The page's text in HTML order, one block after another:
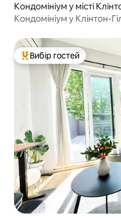
Кондомініум у місті
Кондомініум у Клінтон-
Топ вибір гостей
Вибір гостей